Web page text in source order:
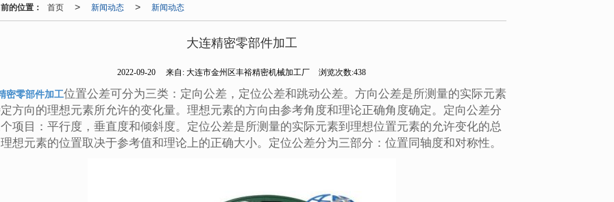
的位置： 首页 > 新闻动态 > 新闻动态
大连精密零部件加工
2022-09-20 来自:大连市金州区丰裕精密机械加工厂 浏览次数:438
密零部件加工位置公差可分为三类：定向公差，定位公差和跳动公差。方向公差是所测量的实际元素
方向的理想元素所允许的变化量。理想元素的方向由参考角度和理论正确角度确定。定向公差分
项目：平行度，垂直度和倾斜度。定位公差是所测量的实际元素到理想位置元素的允许变化的总
想元素的位置取决于参考值和理论上的正确大小。定位公差分为三部分：位置同轴度和对称性。